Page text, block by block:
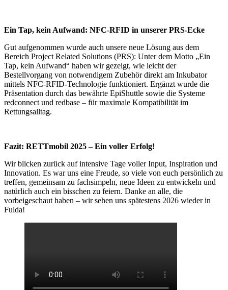
Ein Tap, kein Aufwand: NFC-RFID in unserer PRS-Ecke
Gut aufgenommen wurde auch unsere neue Lösung aus dem
Bereich Project Related Solutions (PRS): Unter dem Motto „Ein
Tap, kein Aufwand“ haben wir gezeigt, wie leicht der
Bestellvorgang von notwendigem Zubehör direkt am Inkubator
mittels NFC-RFID-Technologie funktioniert. Ergänzt wurde die
Präsentation durch das bewährte EpiShuttle sowie die Systeme
redconnect und redbase – für maximale Kompatibilität im
Rettungsalltag.
Fazit: RETTmobil 2025 – Ein voller Erfolg!
Wir blicken zurück auf intensive Tage voller Input, Inspiration und
Innovation. Es war uns eine Freude, so viele von euch persönlich zu
treffen, gemeinsam zu fachsimpeln, neue Ideen zu entwickeln und
natürlich auch ein bisschen zu feiern. Danke an alle, die
vorbeigeschaut haben – wir sehen uns spätestens 2026 wieder in
Fulda!